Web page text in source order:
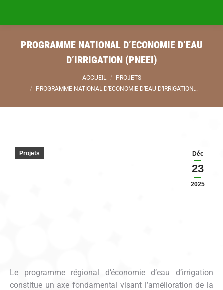
PROGRAMME NATIONAL D’ECONOMIE D’EAU
D’IRRIGATION (PNEEI)
ACCUEIL
PROJETS
PROGRAMME NATIONAL D’ECONOMIE D’EAU D’IRRIGATION…
Déc
23
2025
Projets
Le programme régional d’économie d’eau d’irrigation
constitue un axe fondamental visant l’amélioration de la